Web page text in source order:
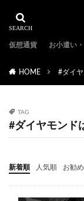
仮想通貨 お小遣い
HOME #ダイ
TAG
#ダイヤモンド
新着順 人気順 お勧
#ジ
#ジ
#ジ
#ジ
#ジ
#岸
#ジ